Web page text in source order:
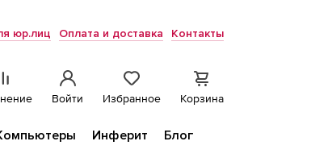
юр.лиц Оплата и доставка Контакты
Войти Избранное Корзина
Инферит
Блог